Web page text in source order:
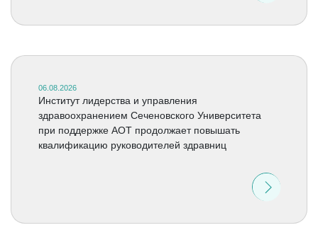
06.08.2026
Институт лидерства и управления
здравоохранением Сеченовского Университета
при поддержке АОТ продолжает повышать
квалификацию руководителей здравниц